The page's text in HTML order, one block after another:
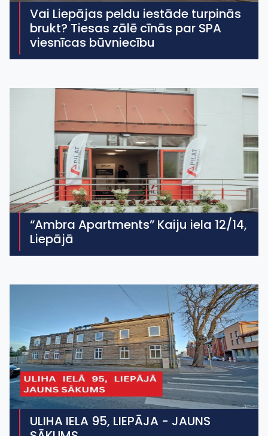
Vai Liepājas peldu iestāde turpinās
brukt? Tiesas zālē cīnās par SPA
viesnīcas būvniecību
“Ambra Apartments” Kaiju iela 12/14,
Liepājā
ULIHA IELA 95, LIEPĀJA - JAUNS